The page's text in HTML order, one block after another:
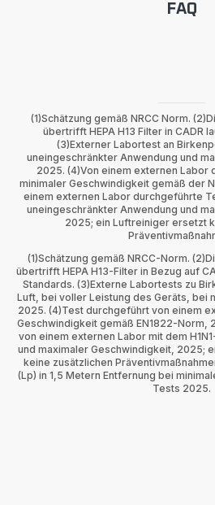
FAQ
(1)Schätzung gemäß NRCC Norm.
übertrifft HEPA H13 Filter in CADR
(3)Externer Labortest an
uneingeschränkter Anwendung und
2025. (4)Von einem externen Labor
minimaler Geschwindigkeit gemäß der
einem externen Labor durchgeführte
uneingeschränkter Anwendung und
2025; ein Luftreiniger ersetzt
(1)Schätzung gemäß NRCC-Norm.
übertrifft HEPA H13-Filter in Bezug auf
Standards. (3)Externe Labortests zu
Luft, bei voller Leistung des Geräts, bei
2025. (4)Test durchgeführt von einem
Geschwindigkeit gemäß EN1822-Norm,
von einem externen Labor mit dem
und maximaler Geschwindigkeit, 2025;
keine zusätzlichen
(Lp) in 1,5 Metern Entfernung bei
Tests 2025.